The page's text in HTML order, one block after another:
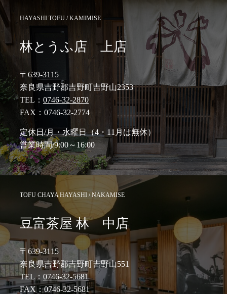
HAYASHI TOFU / KAMIMISE
林とうふ店 上店
〒639-3115
奈良県吉野郡吉野町吉野山2353
TEL： 0746-32-2870
FAX：0746-32-2774
定休日/月・水曜日（4・11月は無休）
営業時間/9:00～16:00
TOFU CHAYA HAYASHI / NAKAMISE
豆富茶屋 林 中店
〒639-3115
奈良県吉野郡吉野町吉野山551
TEL： 0746-32-5681
FAX：0746-32-5681